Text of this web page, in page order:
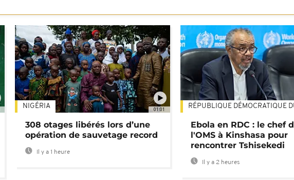
01:01
NIGÉRIA
308 otages libérés lors d’une
opération de sauvetage record
Il y a 1 heure
RÉPUBLIQUE DÉMOCRATIQUE
Ebola en RDC : le chef
l'OMS à Kinshasa pour
rencontrer Tshisekedi
Il y a 2 heures